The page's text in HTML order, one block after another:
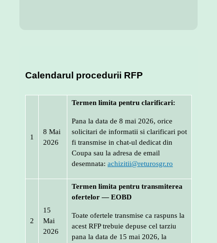
Calendarul procedurii RFP
1
8 Mai
2026
Termen limita pentru clarificari:
Pana la data de 8 mai 2026, orice
solicitari de informatii si clarificari pot
fi transmise in chat-ul dedicat din
Coupa sau la adresa de email
desemnata: achizitii@returosgr.ro
2
15
Mai
2026
Termen limita pentru transmiterea
ofertelor — EOBD
Toate ofertele transmise ca raspuns la
acest RFP trebuie depuse cel tarziu
pana la data de 15 mai 2026, la